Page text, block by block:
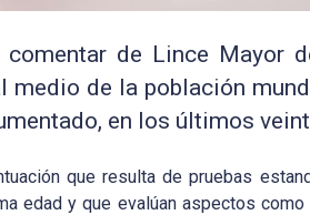
de Lince Mayor
de la población
en los últimos
que resulta de pruebas
edad y que evalúan aspectos